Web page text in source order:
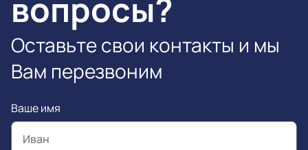
вопросы?
Оставьте свои контакты и мы
Вам перезвоним
Ваше имя